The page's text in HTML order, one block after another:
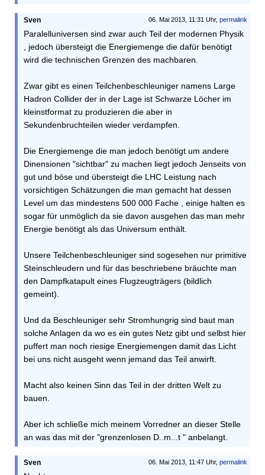
06. Mai 2013, 11:31 Uhr, permalink
Sven
Paralelluniversen sind zwar auch Teil der modernen Physik
, jedoch übersteigt die Energiemenge die dafür benötigt
wird die technischen Grenzen des machbaren.
Zwar gibt es einen Teilchenbeschleuniger namens Large
Hadron Collider der in der Lage ist Schwarze Löcher im
kleinstformat zu produzieren die aber in
Sekundenbruchteilen wieder verdampfen.
Die Energiemenge die man jedoch benötigt um andere
Dinensionen "sichtbar" zu machen liegt jedoch Jenseits von
gut und böse und übersteigt die LHC Leistung nach
vorsichtigen Schätzungen die man gemacht hat dessen
Level um das mindestens 500 000 Fache , einige halten es
sogar für unmöglich da sie davon ausgehen das man mehr
Energie benötigt als das Universum enthält.
Unsere Teilchenbeschleuniger sind sogesehen nur primitive
Steinschleudern und für das beschriebene bräuchte man
den Dampfkatapult eines Flugzeugträgers (bildlich
gemeint).
Und da Beschleuniger sehr Stromhungrig sind baut man
solche Anlagen da wo es ein gutes Netz gibt und selbst hier
puffert man noch riesige Energiemengen damit das Licht
bei uns nicht ausgeht wenn jemand das Teil anwirft.
Macht also keinen Sinn das Teil in der dritten Welt zu
bauen.
Aber ich schließe mich meinem Vorredner an dieser Stelle
an was das mit der "grenzenlosen D..m...t " anbelangt.
06. Mai 2013, 11:47 Uhr, permalink
Sven